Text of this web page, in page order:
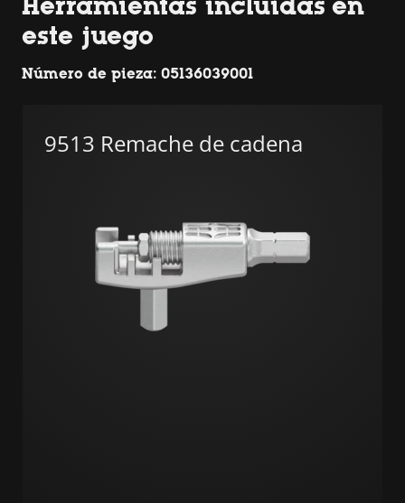
este juego
Número de pieza: 05136039001
9513 Remache de cadena